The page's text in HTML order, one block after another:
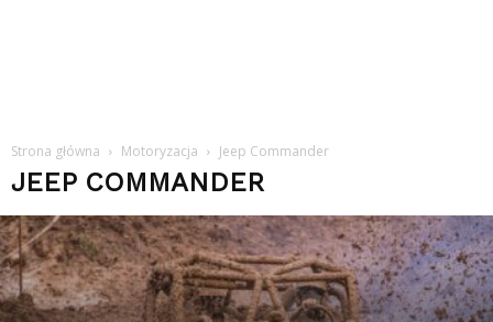
Strona główna Motoryzacja Jeep Commander
JEEP COMMANDER